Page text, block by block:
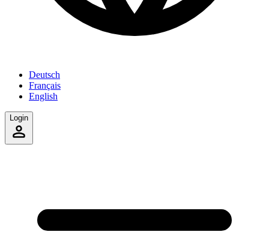
Deutsch
Français
English
Login